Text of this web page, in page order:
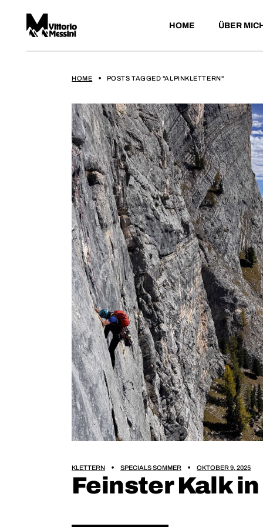
HOME ÜBER
HOME POSTS TAGGED "ALPINKLETTERN"
KLETTERN SPECIALS SOMMER OKTOBER 9, 2025
Feinster Kalk